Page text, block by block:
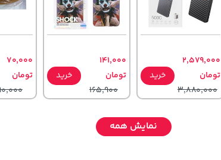
2,579,000
تومان
3,880,000
خرید
141,000
تومان
165,900
خرید
70,000
تومان
نمایش همه